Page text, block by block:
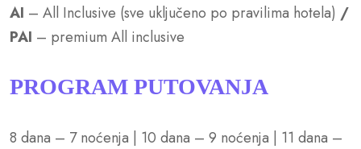
AI – All Inclusive (sve uključeno po pravilima hotela) /
PAI – premium All inclusive
PROGRAM PUTOVANJA
8 dana – 7 noćenja | 10 dana – 9 noćenja | 11 dana –